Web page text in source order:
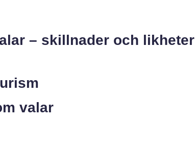
– skillnader och likheter
valar